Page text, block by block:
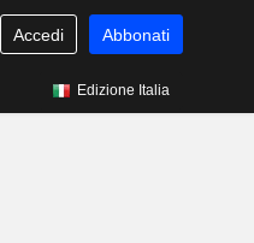
Accedi Abbonati
Edizione Italia